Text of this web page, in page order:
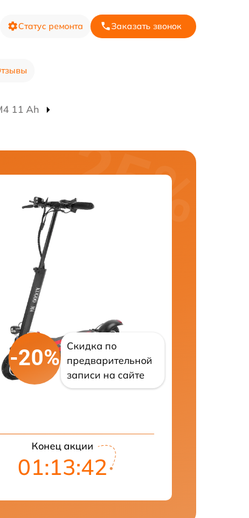
Статус ремонта Заказать звонок
11 Ah
-20%
Скидка по
предварительной
записи на сайте
Конец акции
01:13:41